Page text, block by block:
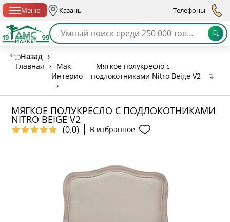
Меню Казань Телефоны
Назад ›
Главная
›
Мак-
Интерио
›
Мягкое полукресло с
подлокотниками Nitro Beige V2
↴
МЯГКОЕ ПОЛУКРЕСЛО С ПОДЛОКОТНИКАМИ
NITRO BEIGE V2
(0.0) В избранное